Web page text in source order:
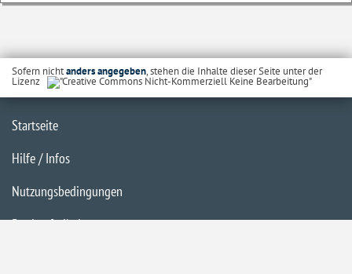
Sofern nichtanders angegeben, stehen die Inhalte dieser Seite unter der
Lizenz
Startseite
Hilfe / Infos
Nutzungsbedingungen
Barrierefreiheit